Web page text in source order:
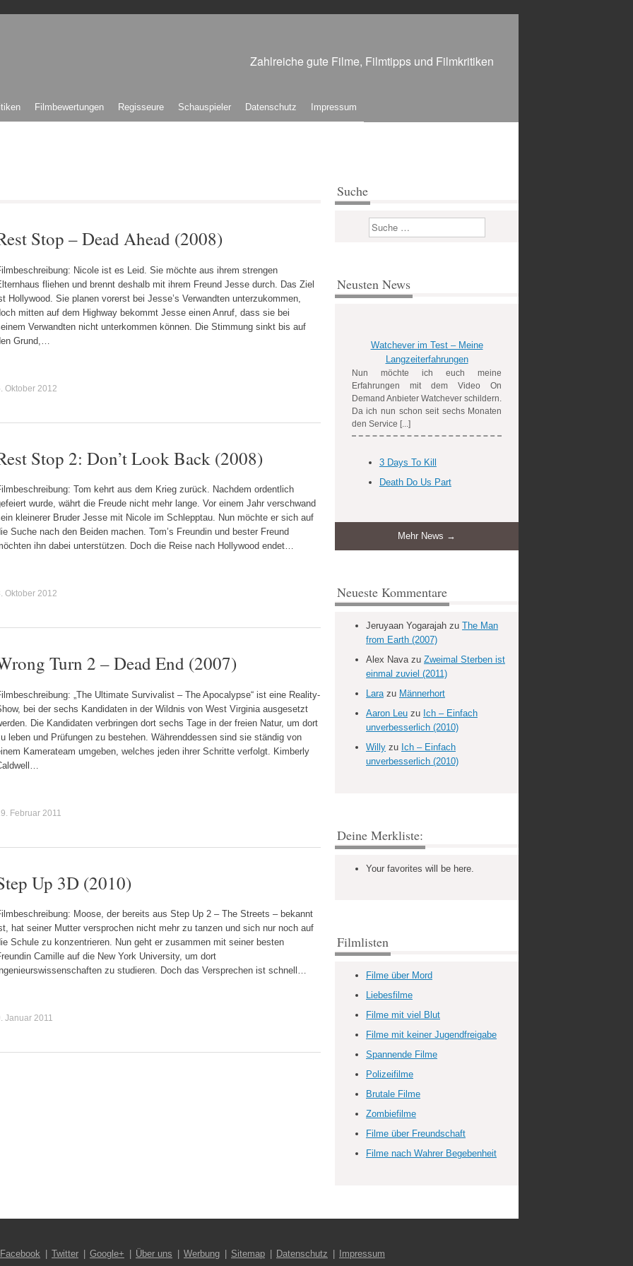
Zahlreiche gute Filme, Filmtipps und Filmkritiken
Filmbewertungen Regisseure Schauspieler Datenschutz Impressum
Stop – Dead Ahead (2008)
Nicole ist es Leid. Sie möchte aus ihrem strengen
fliehen und brennt deshalb mit ihrem Freund Jesse durch. Das Ziel
Hollywood. Sie planen vorerst bei Jesse’s Verwandten unterzukommen,
mitten auf dem Highway bekommt Jesse einen Anruf, dass sie bei
Verwandten nicht unterkommen können. Die Stimmung sinkt bis auf
Grund,…
Oktober 2012
Stop 2: Don’t Look Back (2008)
Tom kehrt aus dem Krieg zurück. Nachdem ordentlich
wurde, währt die Freude nicht mehr lange. Vor einem Jahr verschwand
kleinerer Bruder Jesse mit Nicole im Schlepptau. Nun möchte er sich auf
Suche nach den Beiden machen. Tom’s Freundin und bester Freund
ihn dabei unterstützen. Doch die Reise nach Hollywood endet…
Oktober 2012
Turn 2 – Dead End (2007)
„The Ultimate Survivalist – The Apocalypse“ ist eine Reality-
bei der sechs Kandidaten in der Wildnis von West Virginia ausgesetzt
Die Kandidaten verbringen dort sechs Tage in der freien Natur, um dort
leben und Prüfungen zu bestehen. Währenddessen sind sie ständig von
Kamerateam umgeben, welches jeden ihrer Schritte verfolgt. Kimberly
Februar 2011
Up 3D (2010)
Moose, der bereits aus Step Up 2 – The Streets – bekannt
hat seiner Mutter versprochen nicht mehr zu tanzen und sich nur noch auf
Schule zu konzentrieren. Nun geht er zusammen mit seiner besten
Camille auf die New York University, um dort
Ingenieurswissenschaften zu studieren. Doch das Versprechen ist schnell…
Januar 2011
Suche
Suchen
Neusten News
Watchever im Test – Meine
Langzeiterfahrungen
Nun möchte ich euch meine
Erfahrungen mit dem Video On
Demand Anbieter Watchever schildern.
Da ich nun schon seit sechs Monaten
den Service [...]
3 Days To Kill
Death Do Us Part
Mehr News →
Neueste Kommentare
Jeruyaan Yogarajah zu The Man
from Earth (2007)
Alex Navazu Zweimal Sterben ist
einmal zuviel (2011)
Larazu Männerhort
Aaron Leu zu Ich – Einfach
unverbesserlich (2010)
Willy zu Ich – Einfach
unverbesserlich (2010)
Deine Merkliste:
Your favorites will be here.
Filmlisten
Filme über Mord
Liebesfilme
Filme mit viel Blut
Filme mit keiner Jugendfreigabe
Spannende Filme
Polizeifilme
Brutale Filme
Zombiefilme
Filme über Freundschaft
Filme nach Wahrer Begebenheit
Facebook Twitter Google+ Über uns Werbung Sitemap Datenschutz Impressum